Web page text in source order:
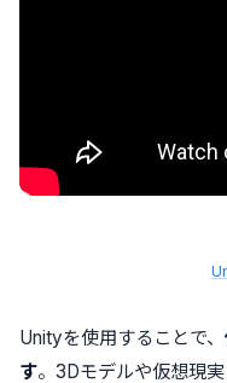
Unityを使用することで、
す。3Dモデルや仮想現